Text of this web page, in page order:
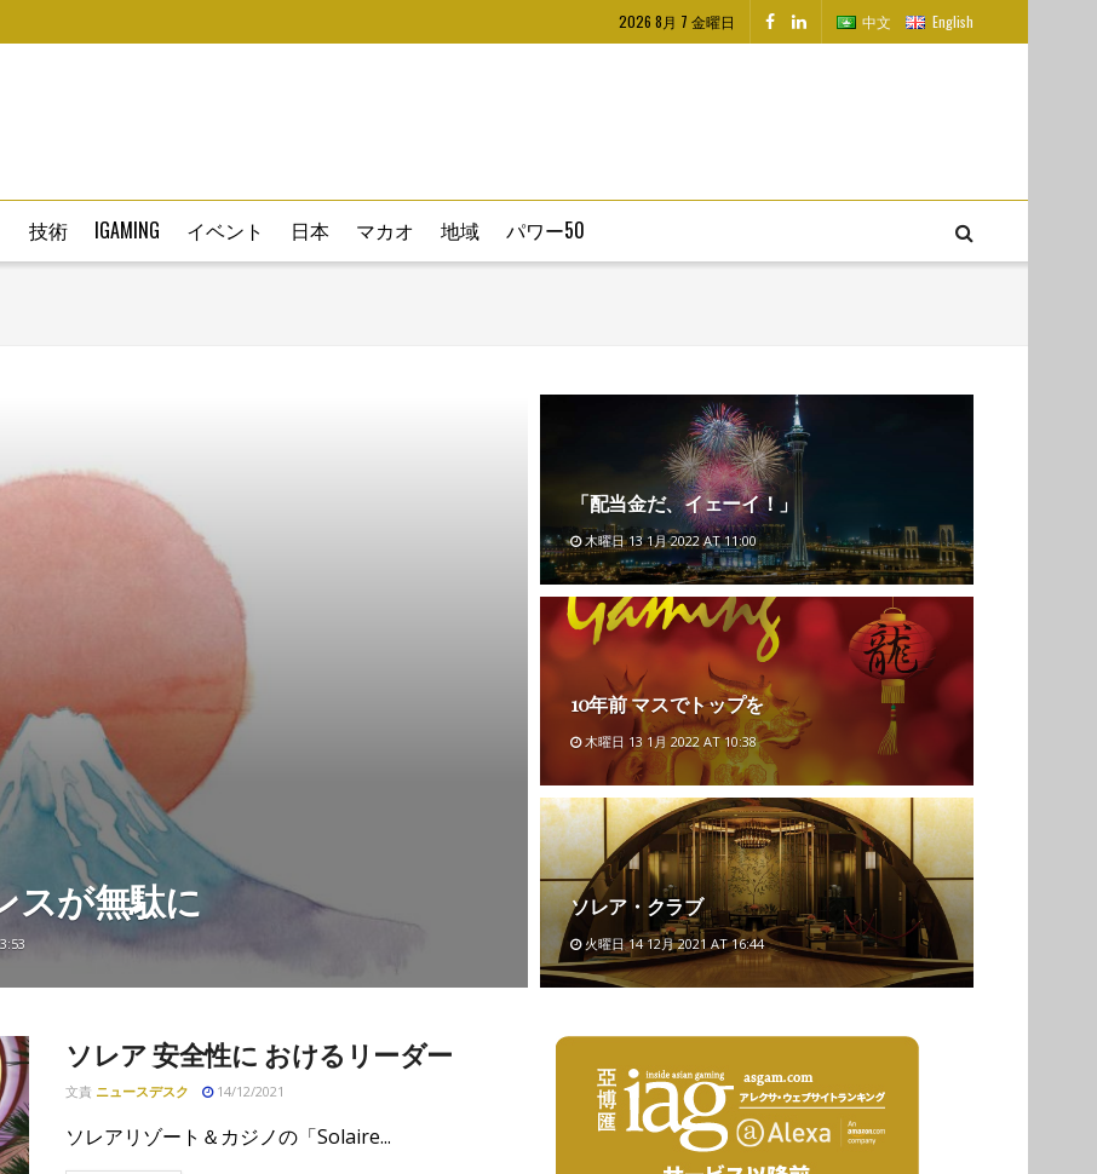
2026 8月 7 金曜日 中文 English
技術 IGAMING イベント 日本 マカオ 地域 パワー50
スが無駄に
「配当金だ、イェーイ！」
木曜日 13 1月 2022 AT 11:00
10年前 マスでトップを
木曜日 13 1月 2022 AT 10:38
ソレア・クラブ
火曜日 14 12月 2021 AT 16:44
ソレア 安全性に おけるリーダー
文責 ニュースデスク 14/12/2021
ソレアリゾート＆カジノの「Solaire...